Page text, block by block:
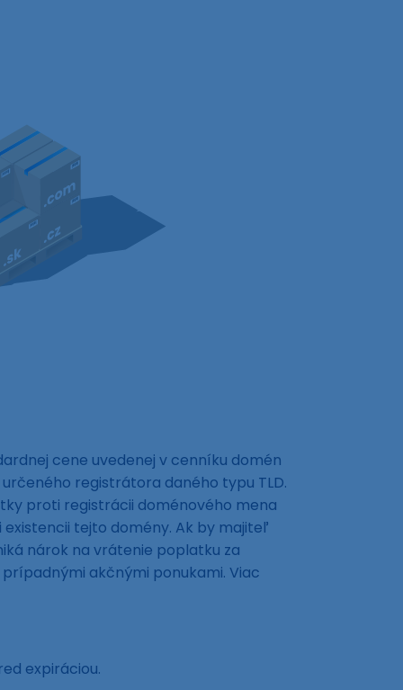
cene uvedenej v cenníku domén
registrátora daného typu TLD.
proti registrácii doménového mena
tejto domény. Ak by majiteľ
nárok na vrátenie poplatku za
akčnými ponukami. Viac
expiráciou.